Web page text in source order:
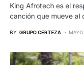
King Afrotech es el
canción que mueve
BY GRUPO CERTEZA